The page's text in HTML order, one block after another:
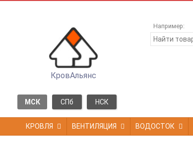
КровАльянс
МСК СПб НСК
Например:
КРОВЛЯ ВЕНТИЛЯЦИЯ ВОДОСТОК